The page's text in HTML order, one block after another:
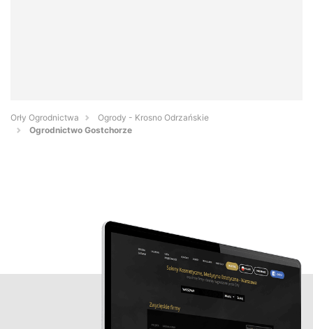
Orły Ogrodnictwa
Ogrody - Krosno Odrzańskie
Ogrodnictwo Gostchorze